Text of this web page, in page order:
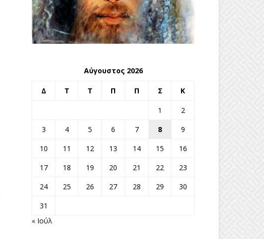
Αύγουστος 2026
Δ Τ Τ Π Π Σ Κ
1
2
3
4 5 6 7 8
9
10
11 12 13 14 15
16
17
18 19 20 21 22
23
24
25 26 27 28 29
30
31
« Ιούλ